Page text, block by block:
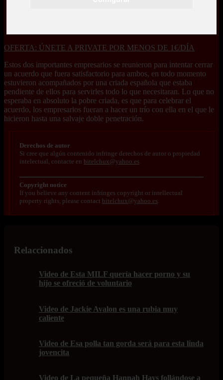
OFERTA: ÚNETE A PRIVATE POR MENOS DE 1€/DÍA
Estos dos importantes empresarios se reunieron para intentar cerrar
un acuerdo que fuera satisfactorio para ambos, en todo momento
estuvieron acompañados por una criada española que estaba
pendiente de ellos para servirles todo lo que necesitaran. Lo que no
esperaba en absoluto la pobre criada, es que para celebrar el
acuerdo, los empresarios fueran a hacer un trío con ella en el que le
hicieron hasta una salvaje doble penetración.
Derechos de autor
Si cree que algún contenido infringe derechos de autor o propiedad
intelectual, contacte en bitelchux@yahoo.es
Copyright notice
If you believe any content infringes copyright or intellectual
property rights, please contact bitelchux@yahoo.es
Relaccionados
Video de Esta MILF quería hacer porno y su
hijo se ofreció de voluntario
Video de Jackie Avalon es una rubia muy
caliente
Video de Esa polla tan gorda será para esta linda
jovencita
Video de La pequeña Hannah Hays follándose a